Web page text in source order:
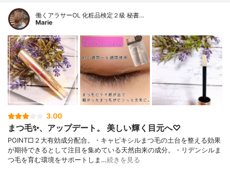
働くアラサーOL 化粧品検定２級 秘書…
Marie
3.00
まつ毛✨、アップデート。 美しい輝く目元へ♡
POINT□２大有効成分配合。・キャピキシルまつ毛の土台を整える効果
が期待できるとして注目を集めている天然由来の成分。・リデンシルま
つ毛を育む環境をサポートしま…続きを見る